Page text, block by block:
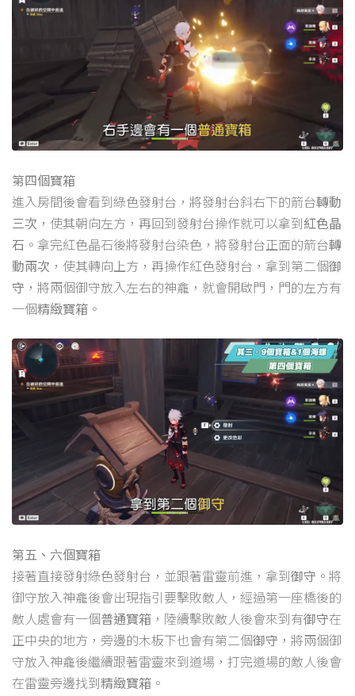
第四個寶箱
進入房間後會看到綠色發射台，將發射台斜右下的箭台轉動
三次 ，使其朝向左方，再回到發射台操作就可以拿到紅色晶
石 。拿完紅色晶石後將發射台染色，將發射台正面的箭台轉
動兩次 ，使其轉向上方，再操作紅色發射台，拿到第二個御
守 ，將兩個御守放入左右的神龕，就會開啟門，門的左方有
一個精緻寶箱 。
第五、六個寶箱
接著直接發射綠色發射台，並跟著雷靈前進，拿到御守 。將
御守放入神龕後會出現指引要擊敗敵人，經過第一座橋後的
敵人處會有一個普通寶箱 ，陸續擊敗敵人後會來到有御守在
正中央的地方，旁邊的木板下也會有第二個御守 ，將兩個御
守放入神龕後繼續跟著雷靈來到道場，打完道場的敵人後會
在雷靈旁邊找到精緻寶箱 。